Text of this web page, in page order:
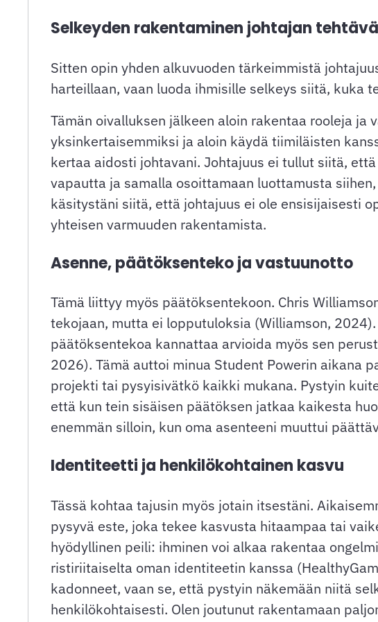
Selkeyden rakentaminen johtajan
Sitten opin yhden alkuvuoden tärkeimmistä
harteillaan, vaan luoda ihmisille selkeys siitä, kuka
Tämän oivalluksen jälkeen aloin rakentaa rooleja
yksinkertaisemmiksi ja aloin käydä tiimiläisten
kertaa aidosti johtavani. Johtajuus ei tullut siitä,
vapautta ja samalla osoittamaan luottamusta
käsitystäni siitä, että johtajuus ei ole ensisijaisesti
yhteisen varmuuden rakentamista.
Asenne, päätöksenteko ja vastuunotto
Tämä liittyy myös päätöksentekoon. Chris
tekojaan, mutta ei lopputuloksia (Williamson,
päätöksentekoa kannattaa arvioida myös sen
2026). Tämä auttoi minua Student Powerin aikana
projekti tai pysyisivätkö kaikki mukana. Pystyin
että kun tein sisäisen päätöksen jatkaa kaikesta
enemmän silloin, kun oma asenteeni muuttui
Identiteetti ja henkilökohtainen kasvu
Tässä kohtaa tajusin myös jotain itsestäni.
pysyvä este, joka tekee kasvusta hitaampaa tai
hyödyllinen peili: ihminen voi alkaa rakentaa
ristiriitaiselta oman identiteetin kanssa
kadonneet, vaan se, että pystyin näkemään niitä
henkilökohtaisesti. Olen joutunut rakentamaan